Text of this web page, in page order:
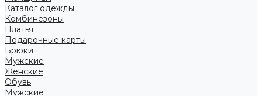
Каталог одежды
Комбинезоны
Платья
Подарочные карты
Брюки
Мужские
Женские
Обувь
Мужские